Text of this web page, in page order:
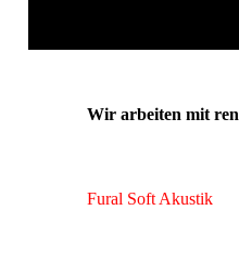
Wir arbeiten mit
Fural Soft Akustik